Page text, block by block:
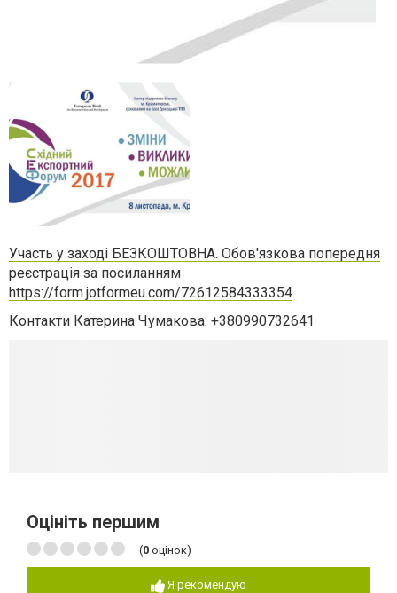
Участь у заході БЕЗКОШТОВНА. Обов'язкова попередня
реєстрація за посиланням
https://form.jotformeu.com/72612584333354
Контакти Катерина Чумакова: +380990732641
Оцініть першим
(0 оцінок)
Я рекомендую